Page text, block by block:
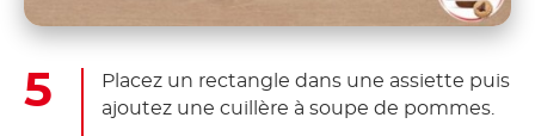
Placez un rectangle dans une assiette puis
ajoutez une cuillère à soupe de pommes.